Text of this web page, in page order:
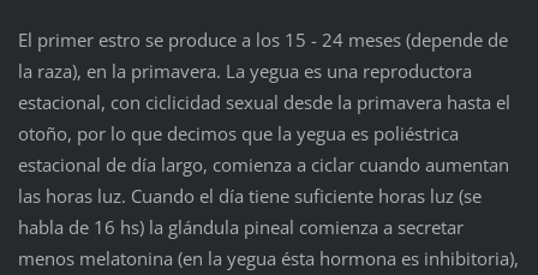
El primer estro se produce a los 15 - 24 meses (depende de
la raza), en la primavera. La yegua es una reproductora
estacional, con ciclicidad sexual desde la primavera hasta el
otoño, por lo que decimos que la yegua es poliéstrica
estacional de día largo, comienza a ciclar cuando aumentan
las horas luz. Cuando el día tiene suficiente horas luz (se
habla de 16 hs) la glándula pineal comienza a secretar
menos melatonina (en la yegua ésta hormona es inhibitoria),